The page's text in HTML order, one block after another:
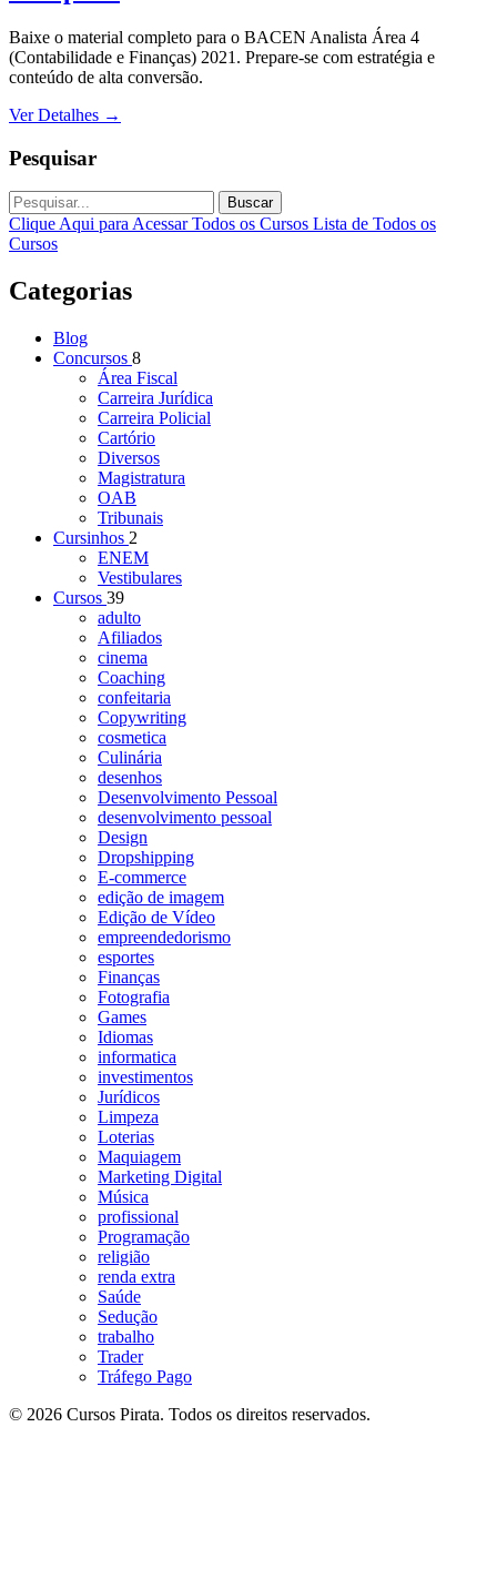
Baixe o material completo para o BACEN Analista Área 4
(Contabilidade e Finanças) 2021. Prepare-se com estratégia e
conteúdo de alta conversão.
Ver Detalhes →
Pesquisar
Buscar
Clique Aqui para Acessar Todos os Cursos Lista de Todos os
Cursos
Categorias
Blog
Concursos 8
Área Fiscal
Carreira Jurídica
Carreira Policial
Cartório
Diversos
Magistratura
OAB
Tribunais
Cursinhos 2
ENEM
Vestibulares
Cursos 39
adulto
Afiliados
cinema
Coaching
confeitaria
Copywriting
cosmetica
Culinária
desenhos
Desenvolvimento Pessoal
desenvolvimento pessoal
Design
Dropshipping
E-commerce
edição de imagem
Edição de Vídeo
empreendedorismo
esportes
Finanças
Fotografia
Games
Idiomas
informatica
investimentos
Jurídicos
Limpeza
Loterias
Maquiagem
Marketing Digital
Música
profissional
Programação
religião
renda extra
Saúde
Sedução
trabalho
Trader
Tráfego Pago
© 2026 Cursos Pirata. Todos os direitos reservados.